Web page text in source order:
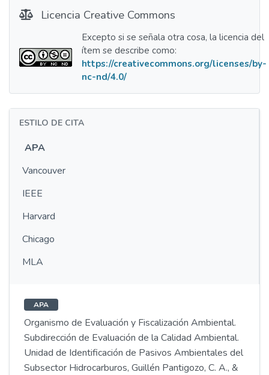
Licencia Creative Commons
Excepto si se señala otra cosa, la licencia del
ítem se describe como:
https://creativecommons.org/licenses/by-
nc-nd/4.0/
ESTILO DE CITA
APA
Vancouver
IEEE
Harvard
Chicago
MLA
APA
Organismo de Evaluación y Fiscalización Ambiental.
Subdirección de Evaluación de la Calidad Ambiental.
Unidad de Identificación de Pasivos Ambientales del
Subsector Hidrocarburos, Guillén Pantigozo, C. A., &